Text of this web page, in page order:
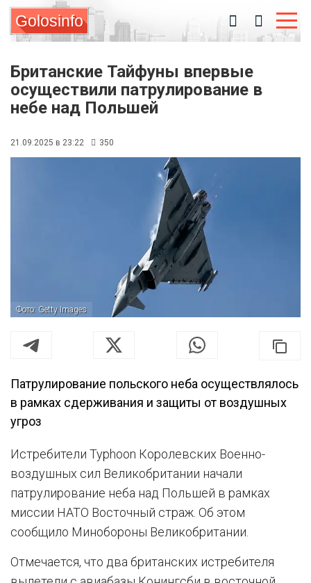
Golosinfo
Британские Тайфуны впервые
осуществили патрулирование в
небе над Польшей
21.09.2025 в 23:22 350
Фото: Getty Images
Патрулирование польского неба осуществлялось
в рамках сдерживания и защиты от воздушных
угроз
Истребители Typhoon Королевских Военно-
воздушных сил Великобритании начали
патрулирование неба над Польшей в рамках
миссии НАТО Восточный страж. Об этом
сообщило Минобороны Великобритании.
Отмечается, что два британских истребителя